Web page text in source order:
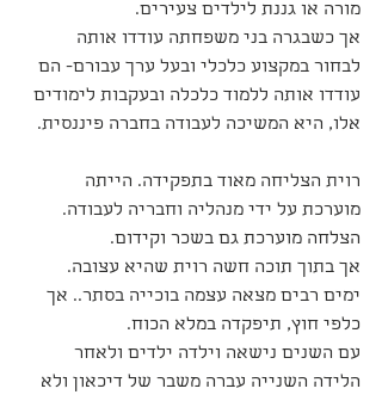
מורה או גננת לילדים צעירים.
אך כשבגרה בני משפחתה עודדו אותה
לבחור במקצוע כלכלי ובעל ערך עבורם- הם
עודדו אותה ללמוד כלכלה ובעקבות לימודים
אלו, היא המשיכה לעבודה בחברה פיננסית.
רוית הצליחה מאוד בתפקידה. הייתה
מוערכת על ידי מנהליה וחבריה לעבודה.
הצלחה מוערכת גם בשכר וקידום.
אך בתוך תוכה חשה רוית שהיא עצובה.
ימים רבים מצאה עצמה בוכייה בסתר.. אך
כלפי חוץ, תיפקדה במלא הכוח.
עם השנים נישאה וילדה ילדים ולאחר
הלידה השנייה עברה משבר של דיכאון ולא